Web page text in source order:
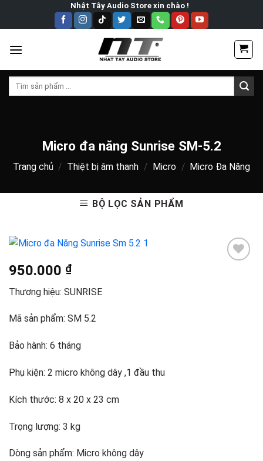
Nhật Tây Audio Store xin chào !
Tìm
Micro đa năng Sunrise SM-5.2
Trang chủ / Thiệt bị âm thanh / Micro / Micro Đa Năng
BỘ LỌC SẢN PHẨM
950.000 ₫
Thương hiệu: SUNRISE
Mã sản phẩm: SM 5.2
Bảo hành: 6 tháng
Phụ kiện: 2 micro không dây ,1 đầu thu
Kích thước: 8 x 20 x 23 cm
Trọng lượng: 3 kg
Dòng sản phẩm: Micro không dây